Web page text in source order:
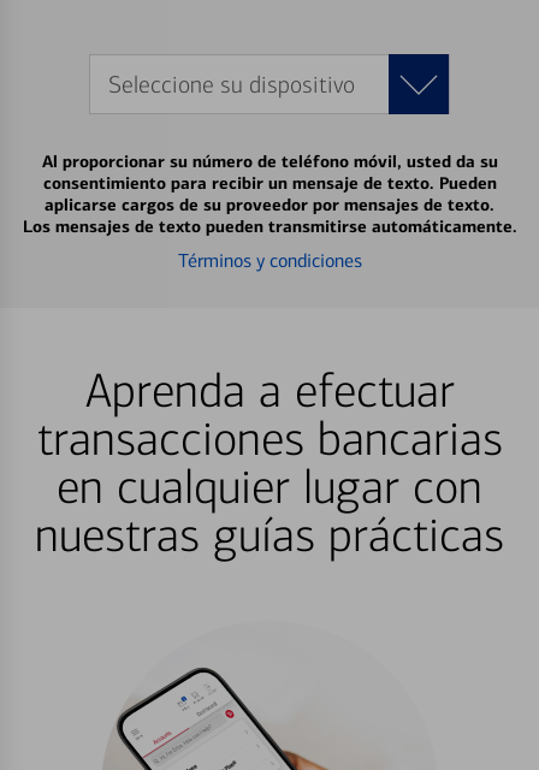
Seleccione su dispositivo
Al proporcionar su número de teléfono móvil, usted da su
consentimiento para recibir un mensaje de texto. Pueden
aplicarse cargos de su proveedor por mensajes de texto.
Los mensajes de texto pueden transmitirse automáticamente.
Términos y condiciones
Aprenda a efectuar
transacciones bancarias
en cualquier lugar con
nuestras guías prácticas